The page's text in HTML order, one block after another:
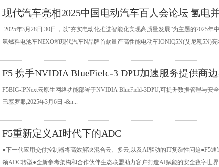
现代汽车亮相2025中国电动汽车百人会论坛 氢电
-2025年3月28日-30日，以“夯实电动化推进智能化实现高质量发展”为主题的2025
氢燃料电池车NEXO和现代汽车N品牌首款量产高性能电动车IONIQ5N(艾尼氪5N)亮
F5 携手NVIDIA BlueField-3 DPU加速服务提供商
F5BIG-IPNext云原生网络功能部署于NVIDIA BlueField-3DPU,可提升数据管理与
巴塞罗那,2025年3月6日 -&n...
F5重新定义AI时代下的ADC
●下一代应用交付控制器将高效解决混合云、多云,以及AI驱动的IT复杂性问题●F5
领ADC转型●全新参考架构和合作伙伴生态联盟助力客户打造AI赋能的安全数字世界